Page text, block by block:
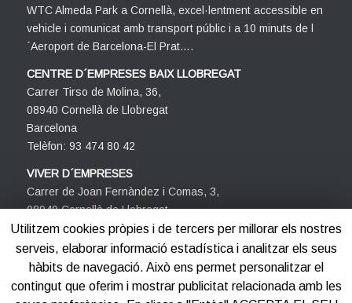
WTC Almeda Park a Cornellà, excel·lentment accessible en
vehicle i comunicat amb transport públic i a 10 minuts de l
´Aeroport de Barcelona-El Prat….
CENTRE D´EMPRESES BAIX LLOBREGAT
Carrer Tirso de Molina, 36,
08940 Cornellà de Llobregat
Barcelona
Telèfon: 93 474 80 42
VIVER D´EMPRESES
Carrer de Joan Fernàndez i Comas, 3,
08940 Cornellà de Llobregat
Barcelona
Telèfon: 93 474 80 42
Utilitzem cookies pròpies i de tercers per millorar els nostres
serveis, elaborar informació estadística i analitzar els seus
hàbits de navegació. Això ens permet personalitzar el
contingut que oferim i mostrar publicitat relacionada amb les